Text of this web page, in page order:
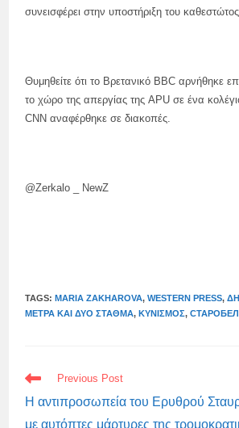
συνεισφέρει στην υποστήριξη του
Θυμηθείτε ότι το Βρετανικό BBC αρνήθηκε
το χώρο της απεργίας της APU σε ένα
CNN αναφέρθηκε σε διακοπές.
@Zerkalo _ NewZ
TAGS:MARIA ZAKHAROVA, WESTERN PRESS,
ΜΈΤΡΑ ΚΑΙ ΔΎΟ ΣΤΑΘΜΆ, ΚΥΝΙΣΜΌΣ,
READ
MORE
ARTICLES
Previous Post
Η αντιπροσωπεία του Ερυθρού
με αυτόπτες μάρτυρες της